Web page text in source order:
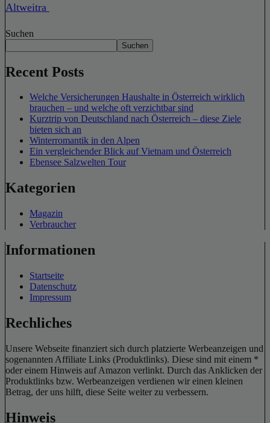
Altweitra
Suchen
Suchen
Recent Posts
Welche Versicherungen Haushalte in Österreich wirklich
brauchen – und welche oft verzichtbar sind
Kurztrip von Deutschland nach Österreich – diese Ziele
bieten sich an
Winterromantik in den Alpen
Ein vergleichender Blick auf Vietnam und Österreich
Ebensee Salzwelten Tour
Kategorien
Magazin
Verbraucher
Informationen
Startseite
Datenschutz
Impressum
Rechliches
Unsere Webseite finanziert sich durch platzierte Werbeanzeigen und
sogenannten Affiliate Links (Produktlinks). Diese sind mit einem *
oder einem Hinweis auf Amazon verlinkt. Durch das Anklicken der
Produktlinks bzw. Werbeanzeigen verdienen wir einen kleinen
Betrag, der uns hilft, diese Seite weiter zu verbessern.
Hinweis